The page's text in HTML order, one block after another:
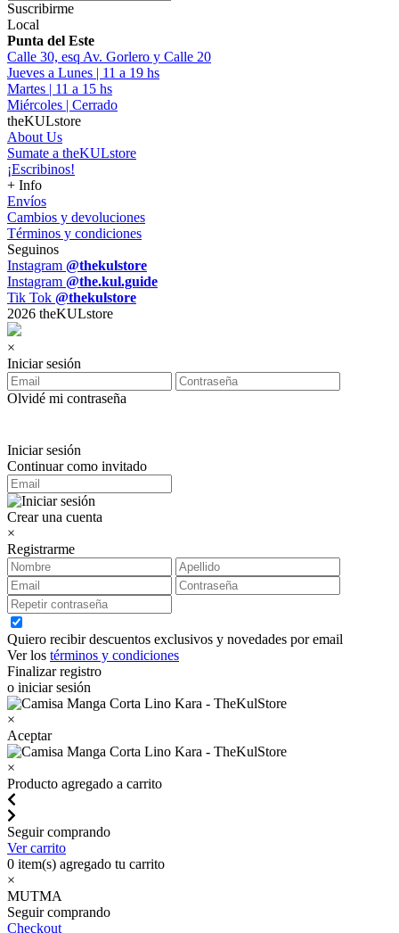
Suscribirme
Local
Punta del Este
Calle 30, esq Av. Gorlero y Calle 20
Jueves a Lunes | 11 a 19 hs
Martes | 11 a 15 hs
Miércoles | Cerrado
theKULstore
About Us
Sumate a theKULstore
¡Escribinos!
+ Info
Envíos
Cambios y devoluciones
Términos y condiciones
Seguinos
Instagram @thekulstore
Instagram @the.kul.guide
Tik Tok @thekulstore
2026 theKULstore
×
Iniciar sesión
Olvidé mi contraseña
Iniciar sesión
Continuar como invitado
Crear una cuenta
×
Registrarme
Quiero recibir descuentos exclusivos y novedades por email
Ver los términos y condiciones
Finalizar registro
o iniciar sesión
×
Aceptar
×
Producto agregado a carrito
Seguir comprando
Ver carrito
0 item(s) agregado tu carrito
×
MUTMA
Seguir comprando
Checkout